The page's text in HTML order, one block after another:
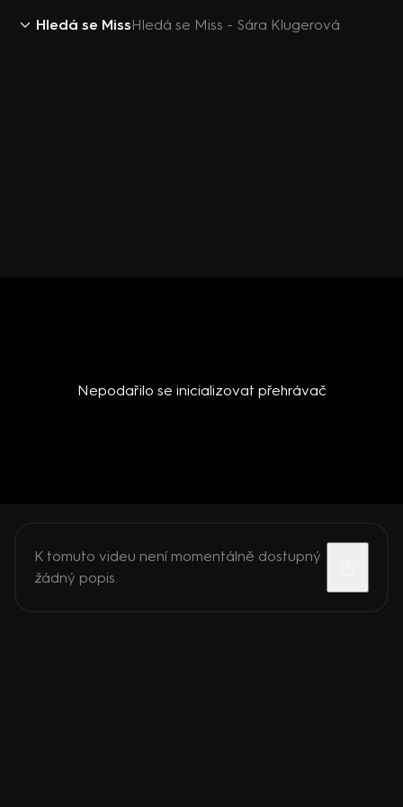
Hledá se MissHledá se Miss - Sára Klugerová
Nepodařilo se inicializovat přehrávač
K tomuto videu není momentálně dostupný
žádný popis.